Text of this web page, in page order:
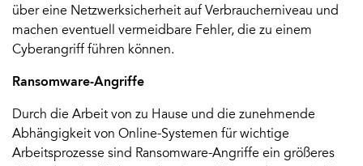
über eine Netzwerksicherheit auf Verbraucherniveau und
machen eventuell vermeidbare Fehler, die zu einem
Cyberangriff führen können.
Ransomware-Angriffe
Durch die Arbeit von zu Hause und die zunehmende
Abhängigkeit von Online-Systemen für wichtige
Arbeitsprozesse sind Ransomware-Angriffe ein größeres